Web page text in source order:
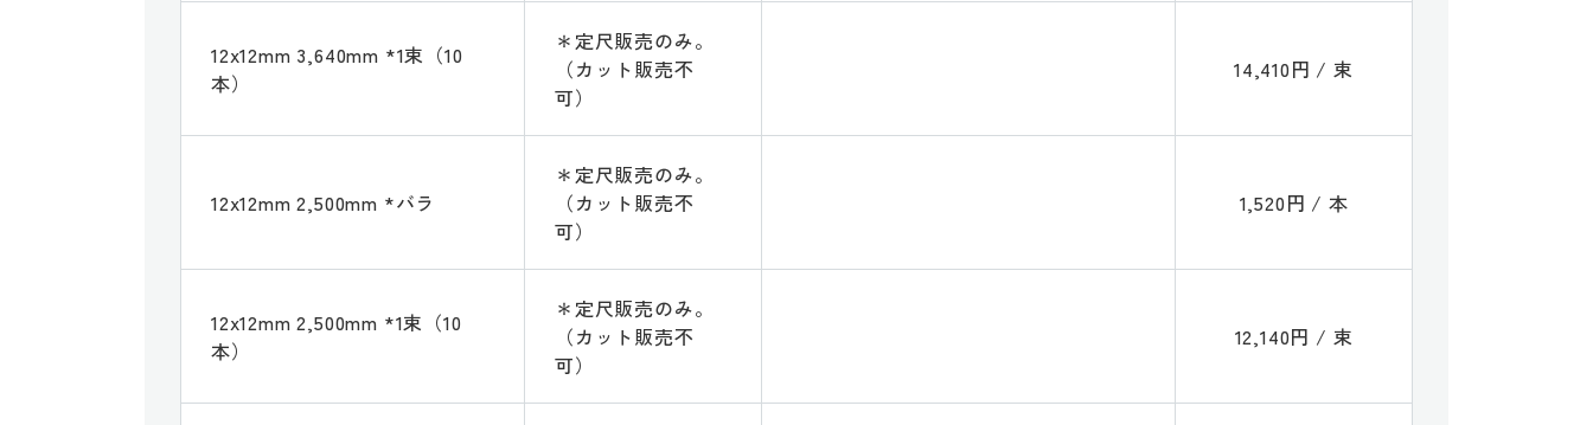
12x12mm 3,640mm *1束（10
本）
＊定尺販売のみ。
（カット販売不
可）
14,410円 / 束
12x12mm 2,500mm *バラ
＊定尺販売のみ。
（カット販売不
可）
1,520円 / 本
12x12mm 2,500mm *1束（10
本）
＊定尺販売のみ。
（カット販売不
可）
12,140円 / 束